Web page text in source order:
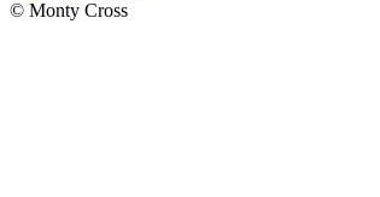
© Monty Cross